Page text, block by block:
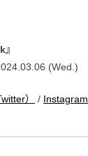
(Wed.)
） / Instagram